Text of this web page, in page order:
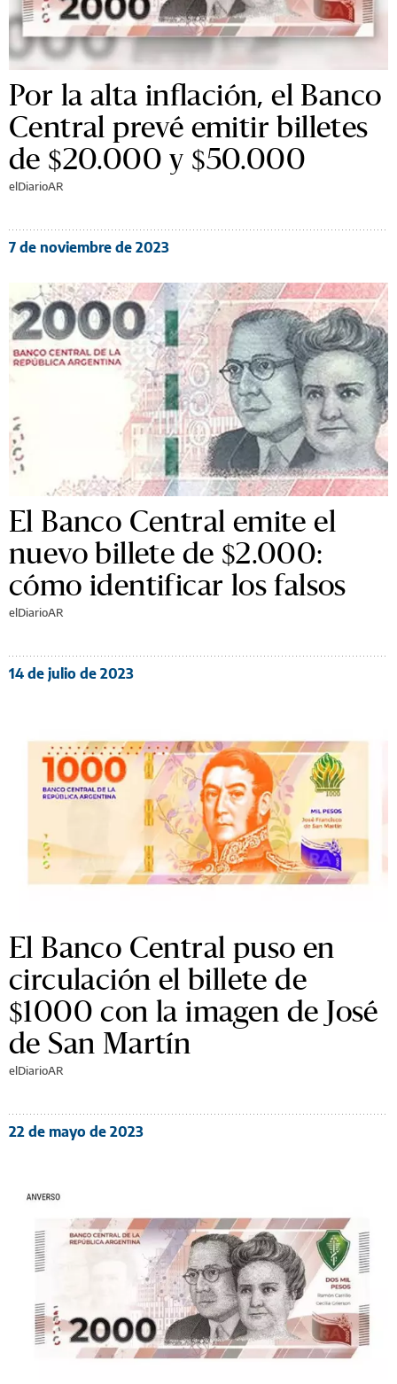
Por la alta inflación, el Banco
Central prevé emitir billetes
de $20.000 y $50.000
elDiarioAR
7 de noviembre de 2023
El Banco Central emite el
nuevo billete de $2.000:
cómo identificar los falsos
elDiarioAR
14 de julio de 2023
El Banco Central puso en
circulación el billete de
$1000 con la imagen de José
de San Martín
elDiarioAR
22 de mayo de 2023